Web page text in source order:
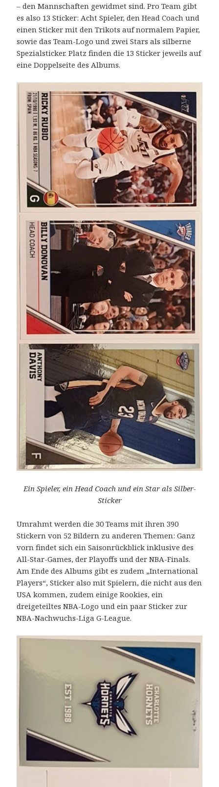
– den Mannschaften gewidmet sind. Pro Team gibt
es also 13 Sticker: Acht Spieler, den Head Coach und
einen Sticker mit den Trikots auf normalem Papier,
sowie das Team-Logo und zwei Stars als silberne
Spezialsticker. Platz finden die 13 Sticker jeweils auf
eine Doppelseite des Albums.
Ein Spieler, ein Head Coach und ein Star als Silber-
Sticker
Umrahmt werden die 30 Teams mit ihren 390
Stickern von 52 Bildern zu anderen Themen: Ganz
vorn findet sich ein Saisonrückblick inklusive des
All-Star-Games, der Playoffs und der NBA-Finals.
Am Ende des Albums gibt es zudem „International
Players“, Sticker also mit Spielern, die nicht aus den
USA kommen, zudem einige Rookies, ein
dreigeteiltes NBA-Logo und ein paar Sticker zur
NBA-Nachwuchs-Liga G-League.